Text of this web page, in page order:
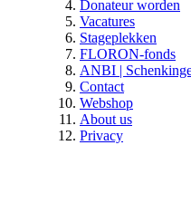
Donateur worden
Vacatures
Stageplekken
FLORON-fonds
ANBI |
Contact
Webshop
About us
Privacy